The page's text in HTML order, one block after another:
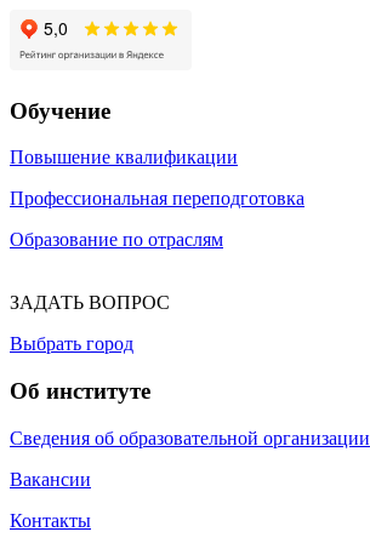
Обучение
Повышение квалификации
Профессиональная переподготовка
Образование по отраслям
ЗАДАТЬ ВОПРОС
Выбрать город
Об институте
Сведения об образовательной организации
Вакансии
Контакты